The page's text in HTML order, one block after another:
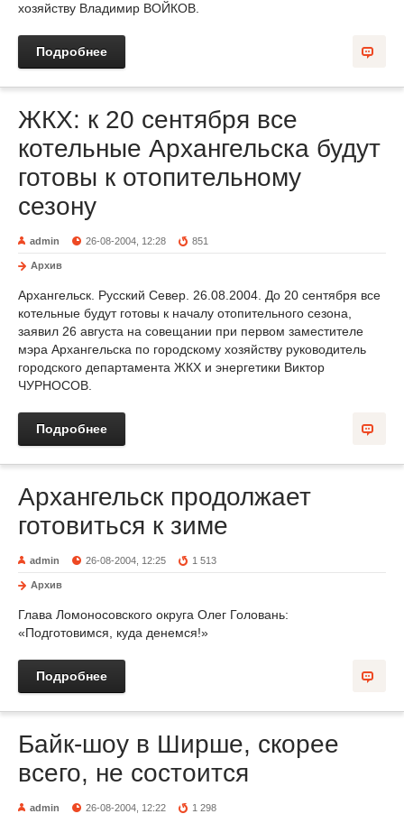
хозяйству Владимир ВОЙКОВ.
Подробнее
ЖКХ: к 20 сентября все
котельные Архангельска будут
готовы к отопительному
сезону
admin 26-08-2004, 12:28 851
Архив
Архангельск. Русский Север. 26.08.2004. До 20 сентября все
котельные будут готовы к началу отопительного сезона,
заявил 26 августа на совещании при первом заместителе
мэра Архангельска по городскому хозяйству руководитель
городского департамента ЖКХ и энергетики Виктор
ЧУРНОСОВ.
Подробнее
Архангельск продолжает
готовиться к зиме
admin 26-08-2004, 12:25 1 513
Архив
Глава Ломоносовского округа Олег Головань:
«Подготовимся, куда денемся!»
Подробнее
Байк-шоу в Ширше, скорее
всего, не состоится
admin 26-08-2004, 12:22 1 298